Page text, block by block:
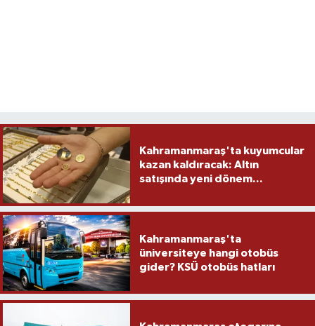
Kahramanmaraş'ta kuyumcular
kazan kaldıracak: Altın
satışında yeni dönem...
Kahramanmaraş'ta
üniversiteye hangi otobüs
gider? KSÜ otobüs hatları